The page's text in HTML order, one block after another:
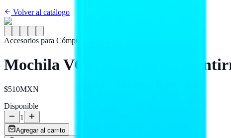
Volver al catálogo
Accesorios para Cómputo
Mochila VORAGO BP-401
$510MXN
Disponible
1
Agregar al carrito